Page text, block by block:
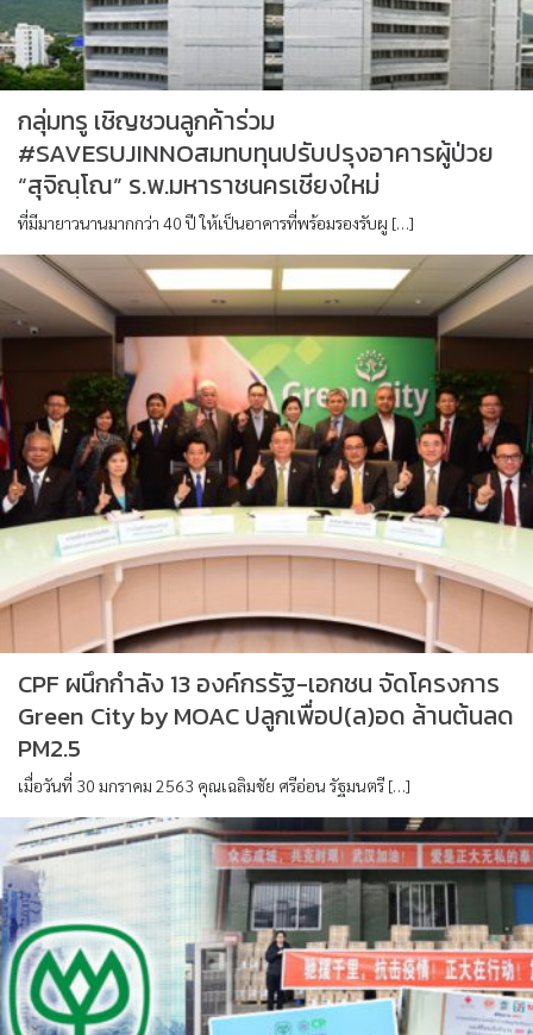
กลุ่มทรู เชิญชวนลูกค้าร่วม
#SAVESUJINNOสมทบทุนปรับปรุงอาคารผู้ป่วย
“สุจิณฺโณ” ร.พ.มหาราชนครเชียงใหม่
ที่มีมายาวนานมากกว่า 40 ปี ให้เป็นอาคารที่พร้อมรองรับผู […]
CPF ผนึกกำลัง 13 องค์กรรัฐ-เอกชน จัดโครงการ
Green City by MOAC ปลูกเพื่อป(ล)อด ล้านต้นลด
PM2.5
เมื่อวันที่ 30 มกราคม 2563 คุณเฉลิมชัย ศรีอ่อน รัฐมนตรี […]